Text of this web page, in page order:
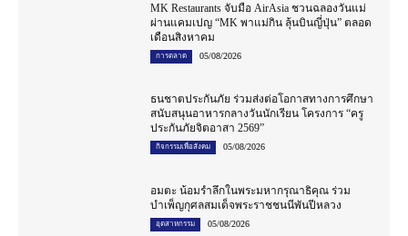
MK Restaurants จับมือ AirAsia ชวนฉลองวันแม่
ผ่านแคมเปญ “MK พาแม่กิน ลุ้นบินญี่ปุ่น” ตลอด
เดือนสิงหาคม
การตลาด 05/08/2026
ธนชาตประกันภัย ร่วมส่งต่อโอกาสทางการศึกษา
สนับสนุนอาหารกลางวันนักเรียน โครงการ “ครู
ประกันภัยจิตอาสา 2569”
กิจกรรมเพื่อสังคม 05/08/2026
อมตะ น้อมรำลึกในพระมหากรุณาธิคุณ ร่วม
บำเพ็ญกุศลสมเด็จพระราชชนนีพันปีหลวง
อุตสาหกรรม 05/08/2026